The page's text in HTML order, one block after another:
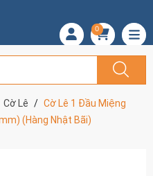
0
Cờ Lê
Cờ Lê 1 Đầu Miệng
(Hàng Nhật Bãi)